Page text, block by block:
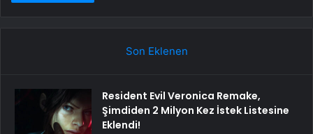
Son Eklenen
Resident Evil Veronica Remake,
Şimdiden 2 Milyon Kez İstek Listesine
Eklendi!